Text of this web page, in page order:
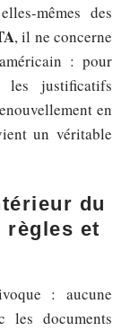
mêmes des
, il ne concerne
: pour
justificatifs
en
un véritable
du
règles et
: aucune
les documents